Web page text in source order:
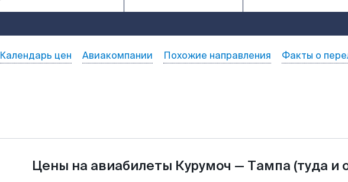
Календарь цен Авиакомпании Похожие направления Факты о
Цены на авиабилеты Курумоч — Тампа (туда и